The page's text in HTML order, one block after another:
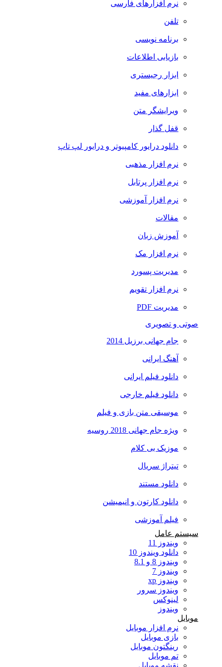
نرم افزارهای فارسی
تلفن
برنامه نویسی
بازیابی اطلاعات
ابزار رجیستری
ابزارهای مفید
ویرایشگر متن
قفل گذار
دانلود درایور کامپیوتر و درایور لپ تاپ
نرم افزار مذهبی
نرم افزار پرتابل
نرم افزار آموزشی
مقالات
آموزش زبان
نرم افزار مک
مدیریت پسورد
نرم افزار تقویم
مدیریت PDF
صوتی و تصویری
جام جهانی برزیل 2014
آهنگ ایرانی
دانلود فیلم ایرانی
دانلود فیلم خارجی
موسیقی متن بازی و فیلم
ویژه جام جهانی 2018 روسیه
موزیک بی کلام
تیتراژ سریال
دانلود مستند
دانلود کارتون و انیمیشن
فیلم آموزشی
سیستم عامل
ویندوز 11
دانلود ویندوز 10
ویندوز 8 و 8.1
ویندوز 7
ویندوز xp
ویندوز سرور
لینوکس
ویندوز
موبایل
نرم افزار موبایل
بازی موبایل
رینگتون موبایل
تم موبایل
نقشه موبایل